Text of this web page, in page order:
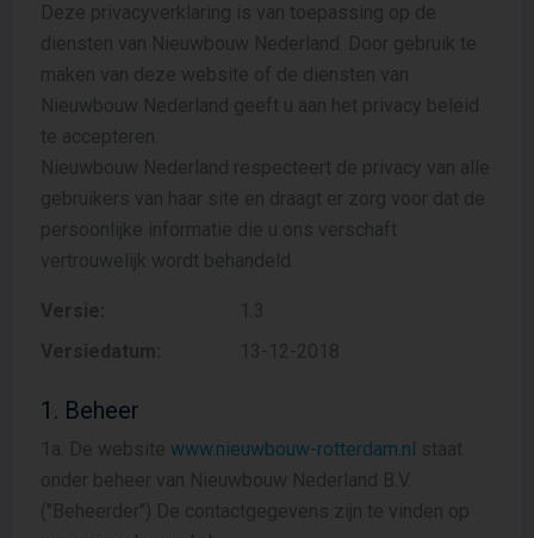
Deze privacyverklaring is van toepassing op de
diensten van Nieuwbouw Nederland. Door gebruik te
maken van deze website of de diensten van
Nieuwbouw Nederland geeft u aan het privacy beleid
te accepteren.
Nieuwbouw Nederland respecteert de privacy van alle
gebruikers van haar site en draagt er zorg voor dat de
persoonlijke informatie die u ons verschaft
vertrouwelijk wordt behandeld.
Versie:
1.3
Versiedatum:
13-12-2018
1. Beheer
1a. De website www.nieuwbouw-rotterdam.nl staat
onder beheer van Nieuwbouw Nederland B.V.
("Beheerder") De contactgegevens zijn te vinden op